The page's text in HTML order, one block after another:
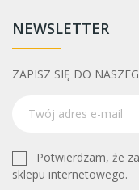
NEWSLETTER
ZAPISZ SIĘ DO
Potwierdzam, że
sklepu internetowego.